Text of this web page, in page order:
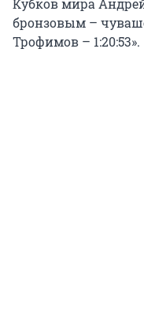
Кубков мира
бронзовым –
Трофимов – 1:20:53».